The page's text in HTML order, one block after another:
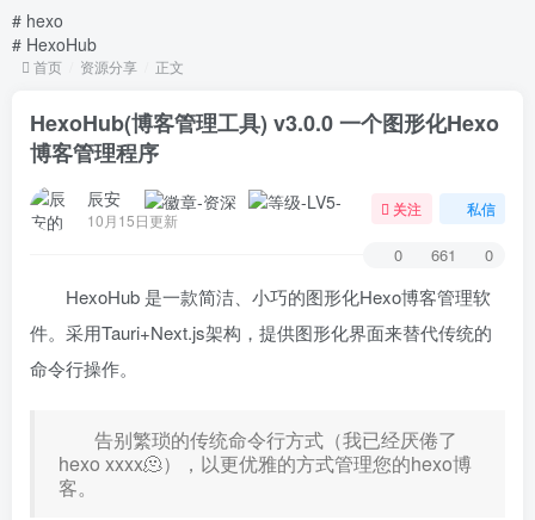
# hexo
# HexoHub
首页 资源分享 正文
HexoHub(博客管理工具) v3.0.0 一个图形化Hexo
博客管理程序
辰安
10月15日更新
关注 私信
0 661 0
HexoHub 是一款简洁、小巧的图形化Hexo博客管理软
件。采用Tauri+Next.js架构，提供图形化界面来替代传统的
命令行操作。
告别繁琐的传统命令行方式（我已经厌倦了
hexo xxxx🫠），以更优雅的方式管理您的hexo博
客。